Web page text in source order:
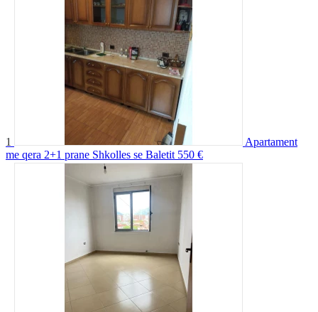
1
Apartament
me qera 2+1 prane Shkolles se Baletit 550 €